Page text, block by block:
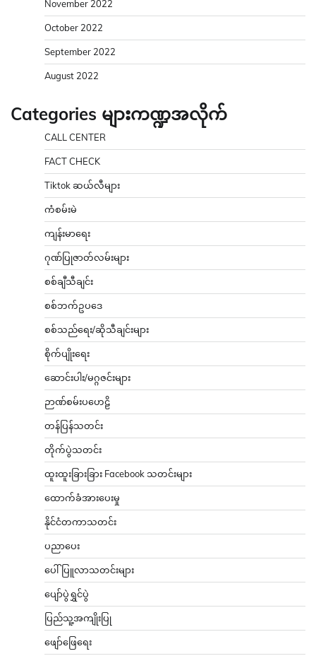
November 2022
October 2022
September 2022
August 2022
Categories များကဏ္ဍအလိုက်
CALL CENTER
FACT CHECK
Tiktok ဆယ်လီများ
ကံစမ်းမဲ
ကျန်းမာရေး
ဂုဏ်ပြုဇာတ်လမ်းများ
စစ်ချီသီချင်း
စစ်ဘက်ဥပဒေ
စစ်သည်ရေး/ဆိုသီချင်းများ
စိုက်ပျိုးရေး
ဆောင်းပါး/မဂ္ဂဇင်းများ
ဉာဏ်စမ်းပဟေဠိ
တန်ပြန်သတင်း
တိုက်ပွဲသတင်း
ထူးထူးခြားခြား Facebook သတင်းများ
ထောက်ခံအားပေးမှု
နိုင်ငံတကာသတင်း
ပညာပေး
ပေါ်ပြူလာသတင်းများ
ပျော်ပွဲရွှင်ပွဲ
ပြည်သူ့အကျိုးပြု
ဖျော်ဖြေရေး